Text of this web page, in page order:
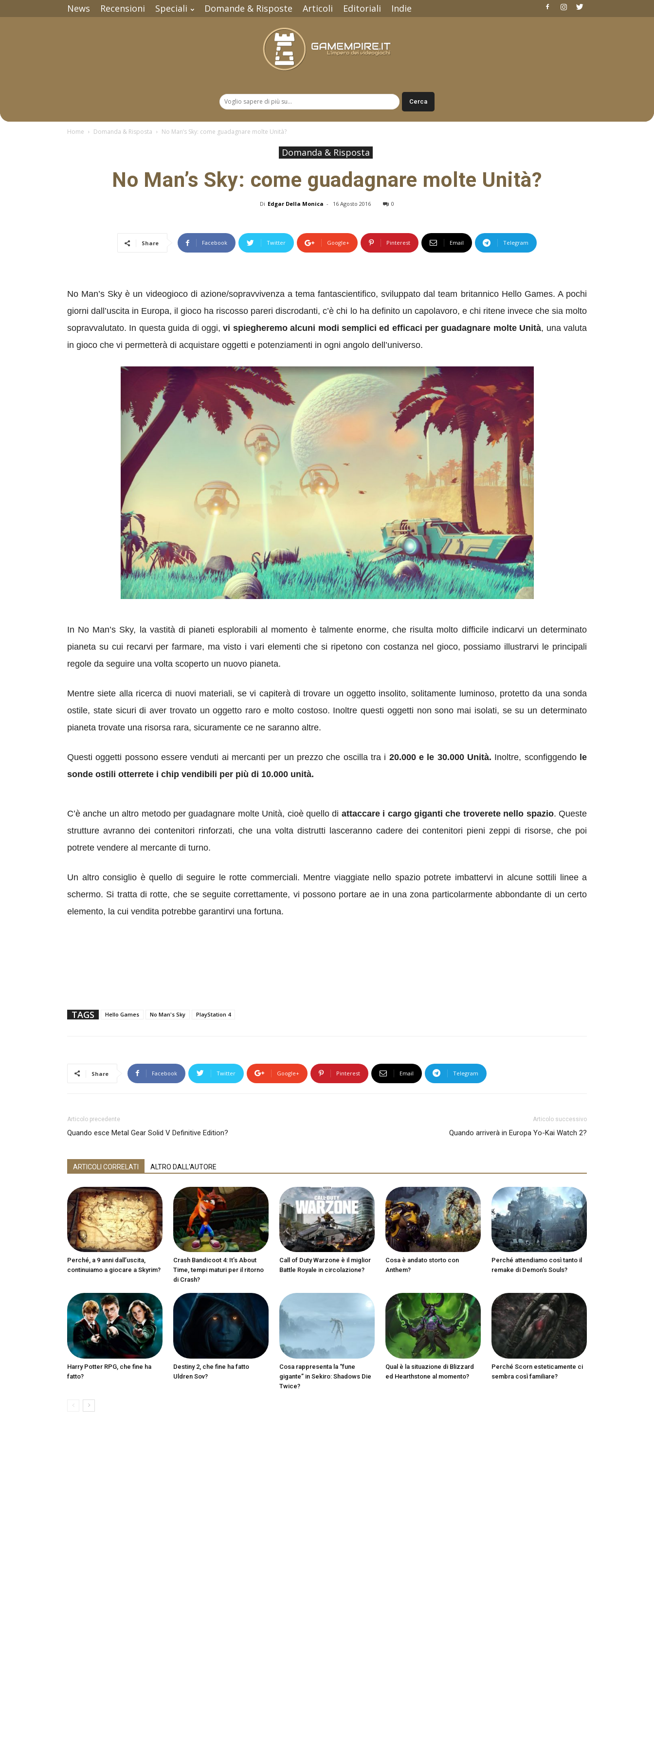
News Recensioni Speciali Domande & Risposte Articoli Editoriali Indie
Home Domanda & Risposta No Man’s Sky: come guadagnare molte Unità?
Domanda & Risposta
No Man’s Sky: come guadagnare molte Unità?
Di Edgar Della Monica - 16 Agosto 2016 0
Share Facebook Twitter Google+ Pinterest Email Telegram
No Man’s Sky è un videogioco di azione/sopravvivenza a tema fantascientifico, sviluppato dal team britannico Hello Games. A pochi
giorni dall’uscita in Europa, il gioco ha riscosso pareri discrodanti, c’è chi lo ha definito un capolavoro, e chi ritene invece che sia molto
sopravvalutato. In questa guida di oggi,vi spiegheremo alcuni modi semplici ed efficaci per guadagnare molte Unità, una valuta
in gioco che vi permetterà di acquistare oggetti e potenziamenti in ogni angolo dell’universo.
In No Man’s Sky, la vastità di pianeti esplorabili al momento è talmente enorme, che risulta molto difficile indicarvi un determinato
pianeta su cui recarvi per farmare, ma visto i vari elementi che si ripetono con costanza nel gioco, possiamo illustrarvi le principali
regole da seguire una volta scoperto un nuovo pianeta.
Mentre siete alla ricerca di nuovi materiali, se vi capiterà di trovare un oggetto insolito, solitamente luminoso, protetto da una sonda
ostile, state sicuri di aver trovato un oggetto raro e molto costoso. Inoltre questi oggetti non sono mai isolati, se su un determinato
pianeta trovate una risorsa rara, sicuramente ce ne saranno altre.
Questi oggetti possono essere venduti ai mercanti per un prezzo che oscilla tra i 20.000 e le 30.000 Unità. Inoltre, sconfiggendo le
sonde ostili otterrete i chip vendibili per più di 10.000 unità.
C’è anche un altro metodo per guadagnare molte Unità, cioè quello di attaccare i cargo giganti che troverete nello spazio. Queste
strutture avranno dei contenitori rinforzati, che una volta distrutti lasceranno cadere dei contenitori pieni zeppi di risorse, che poi
potrete vendere al mercante di turno.
Un altro consiglio è quello di seguire le rotte commerciali. Mentre viaggiate nello spazio potrete imbattervi in alcune sottili linee a
schermo. Si tratta di rotte, che se seguite correttamente, vi possono portare ae in una zona particolarmente abbondante di un certo
elemento, la cui vendita potrebbe garantirvi una fortuna.
TAGS Hello Games No Man's Sky PlayStation 4
Share Facebook Twitter Google+ Pinterest Email Telegram
Articolo precedente
Quando esce Metal Gear Solid V Definitive Edition?
Articolo successivo
Quando arriverà in Europa Yo-Kai Watch 2?
ARTICOLI CORRELATI ALTRO DALL'AUTORE
Perché, a 9 anni dall’uscita,
continuiamo a giocare a Skyrim?
Crash Bandicoot 4: It’s About
Time, tempi maturi per il ritorno
di Crash?
Call of Duty Warzone è il miglior
Battle Royale in circolazione?
Cosa è andato storto con
Anthem?
Perché attendiamo così tanto il
remake di Demon’s Souls?
Harry Potter RPG, che fine ha
fatto?
Destiny 2, che fine ha fatto
Uldren Sov?
Cosa rappresenta la “fune
gigante” in Sekiro: Shadows Die
Twice?
Qual è la situazione di Blizzard
ed Hearthstone al momento?
Perché Scorn esteticamente ci
sembra così familiare?